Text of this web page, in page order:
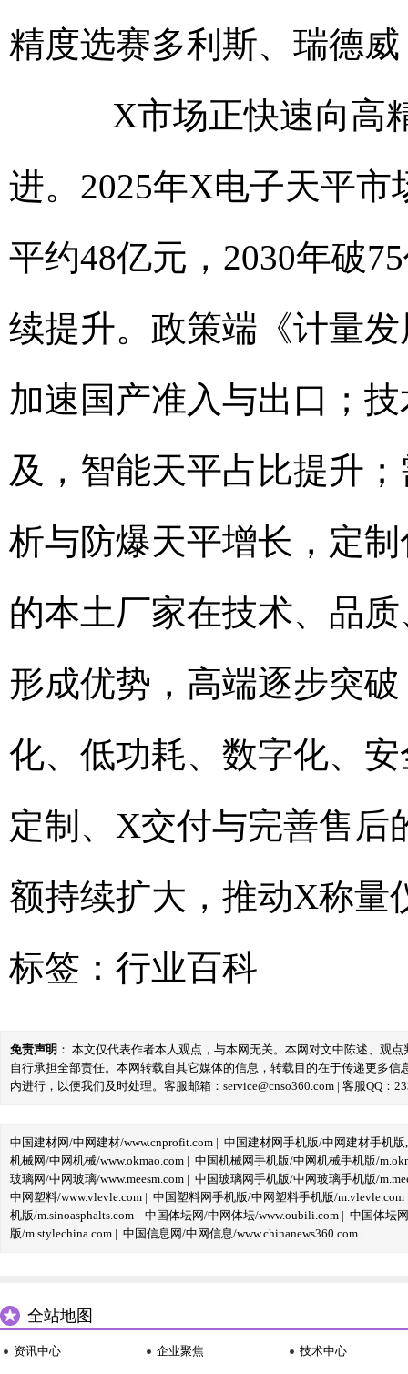
精度选赛多利斯、瑞德
X市场正快速向高精
进。2025年X电子天平市
平约48亿元，2030年破
续提升。政策端《计量
加速国产准入与出口；
及，智能天平占比提升
析与防爆天平增长，定
的本土厂家在技术、品
形成优势，高端逐步突
化、低功耗、数字化、
定制、X交付与完善售后
额持续扩大，推动X称量
标签： 行业百科
免责声明 ： 本文仅代表作者本人观点，与本网无关。本网对文中陈述、观
自行承担全部责任。本网转载自其它媒体的信息，转载目的在于传递更多
内进行，以便我们及时处理。客服邮箱：service@cnso360.com | 客服QQ：
中国建材网/中网建材/www.cnprofit.com | 中国建材网手机版/中网建材手机版
机械网/中网机械/www.okmao.com | 中国机械网手机版/中网机械手机版/
玻璃网/中网玻璃/www.meesm.com | 中国玻璃网手机版/中网玻璃手机版/
中网塑料/www.vlevle.com | 中国塑料网手机版/中网塑料手机版/m.vlevle.com
机版/m.sinoasphalts.com | 中国体坛网/中网体坛/www.oubili.com | 中国体坛
版/m.stylechina.com | 中国信息网/中网信息/www.chinanews360.com |
全站地图
资讯中心 企业聚焦 技术中心